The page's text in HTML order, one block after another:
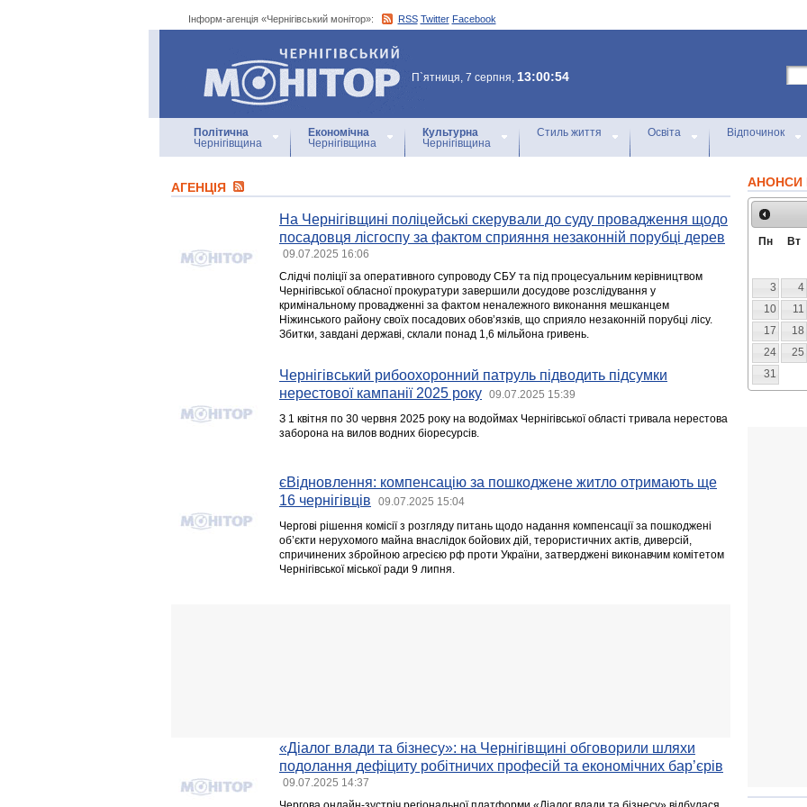
Інформ-агенція «Чернігівський монітор»: RSS Twitter Facebook
Інформ-агенція
«Чернігівський монітор»
П`ятниця, 7 серпня, 13:00:54
Політична
Чернігівщина
Економічна
Чернігівщина
Культурна
Чернігівщина
Стиль життя Освіта Відпочинок
АГЕНЦIЯ
На Чернігівщині поліцейські скерували до суду провадження щодо
посадовця лісгоспу за фактом сприяння незаконній порубці дерев
09.07.2025 16:06
Слідчі поліції за оперативного супроводу СБУ та під процесуальним керівництвом
Чернігівської обласної прокуратури завершили досудове розслідування у
кримінальному провадженні за фактом неналежного виконання мешканцем
Ніжинського району своїх посадових обов’язків, що сприяло незаконній порубці лісу.
Збитки, завдані державі, склали понад 1,6 мільйона гривень.
Чернігівський рибоохоронний патруль підводить підсумки
нерестової кампанії 2025 року
09.07.2025 15:39
З 1 квітня по 30 червня 2025 року на водоймах Чернігівської області тривала нерестова
заборона на вилов водних біоресурсів.
єВідновлення: компенсацію за пошкоджене житло отримають ще
16 чернігівців
09.07.2025 15:04
Чергові рішення комісії з розгляду питань щодо надання компенсації за пошкоджені
об’єкти нерухомого майна внаслідок бойових дій, терористичних актів, диверсій,
спричинених збройною агресією рф проти України, затверджені виконавчим комітетом
Чернігівської міської ради 9 липня.
«Діалог влади та бізнесу»: на Чернігівщині обговорили шляхи
подолання дефіциту робітничих професій та економічних бар’єрів
09.07.2025 14:37
АНОНСИ
Пн Вт
3
4
10
11
17
18
24
25
31